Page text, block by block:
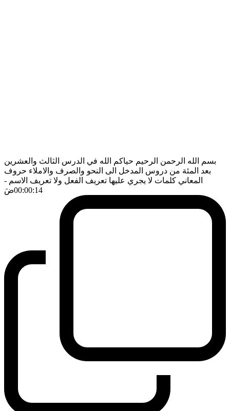
بسم الله الرحمن الرحيم حياكم الله في الدرس الثالث والعشرين
بعد المئة من دروس المدخل الى النحو والصرف والاملاء حروف
المعاني كلمات لا يجري عليها تعريف الفعل ولا تعريف الاسم -
00:00:14ضَ